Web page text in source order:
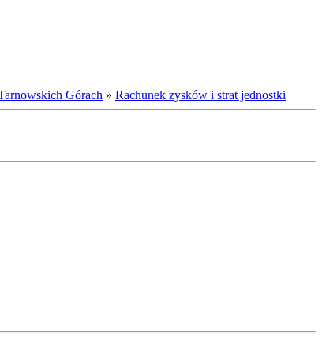
Górach » Rachunek zysków i strat jednostki